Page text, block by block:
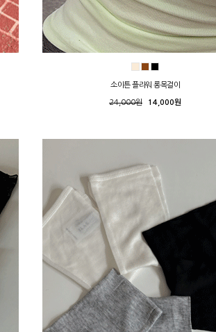
소이튼 플라워 롱목걸이
24,000원 14,000원